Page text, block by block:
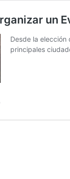
un
Desde la
principales